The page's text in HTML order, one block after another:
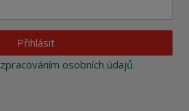
Přihlásit
zpracováním osobních údajů.